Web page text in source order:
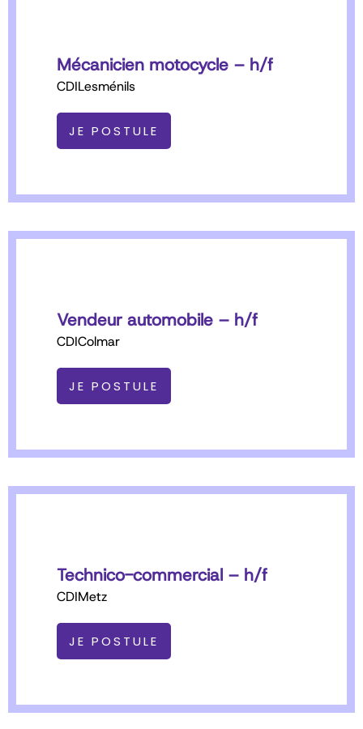
Mécanicien motocycle – h/f
CDILesménils
JE POSTULE
Vendeur automobile – h/f
CDIColmar
JE POSTULE
Technico-commercial – h/f
CDIMetz
JE POSTULE